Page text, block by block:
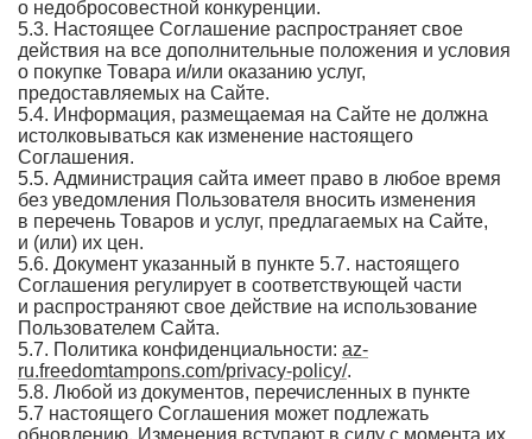
о недобросовестной конкуренции.
5.3. Настоящее Соглашение распространяет свое
действия на все дополнительные положения и условия
о покупке Товара и/или оказанию услуг,
предоставляемых на Сайте.
5.4. Информация, размещаемая на Сайте не должна
истолковываться как изменение настоящего
Соглашения.
5.5. Администрация сайта имеет право в любое время
без уведомления Пользователя вносить изменения
в перечень Товаров и услуг, предлагаемых на Сайте,
и (или) их цен.
5.6. Документ указанный в пункте 5.7. настоящего
Соглашения регулирует в соответствующей части
и распространяют свое действие на использование
Пользователем Сайта.
5.7. Политика конфиденциальности: az-
ru.freedomtampons.com/privacy-policy/.
5.8. Любой из документов, перечисленных в пункте
5.7 настоящего Соглашения может подлежать
обновлению. Изменения вступают в силу с момента их